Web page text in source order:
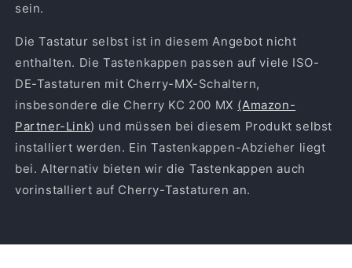
sein.
Die Tastatur selbst ist in diesem Angebot nicht
enthalten. Die Tastenkappen passen auf viele ISO-
DE-Tastaturen mit Cherry-MX-Schaltern,
insbesondere die Cherry KC 200 MX (Amazon-
Partner-Link) und müssen bei diesem Produkt selbst
installiert werden. Ein Tastenkappen-Abzieher liegt
bei. Alternativ bieten wir die Tastenkappen auch
vorinstalliert auf Cherry-Tastaturen an.